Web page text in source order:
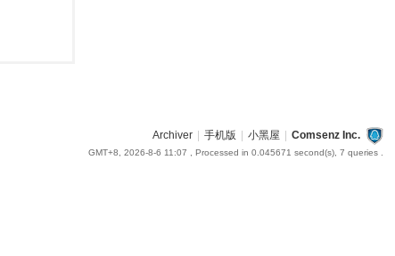
Archiver 手机版 小黑屋 Comsenz Inc.
GMT+8, 2026-8-6 11:07 , Processed in 0.045671 second(s), 7 queries .